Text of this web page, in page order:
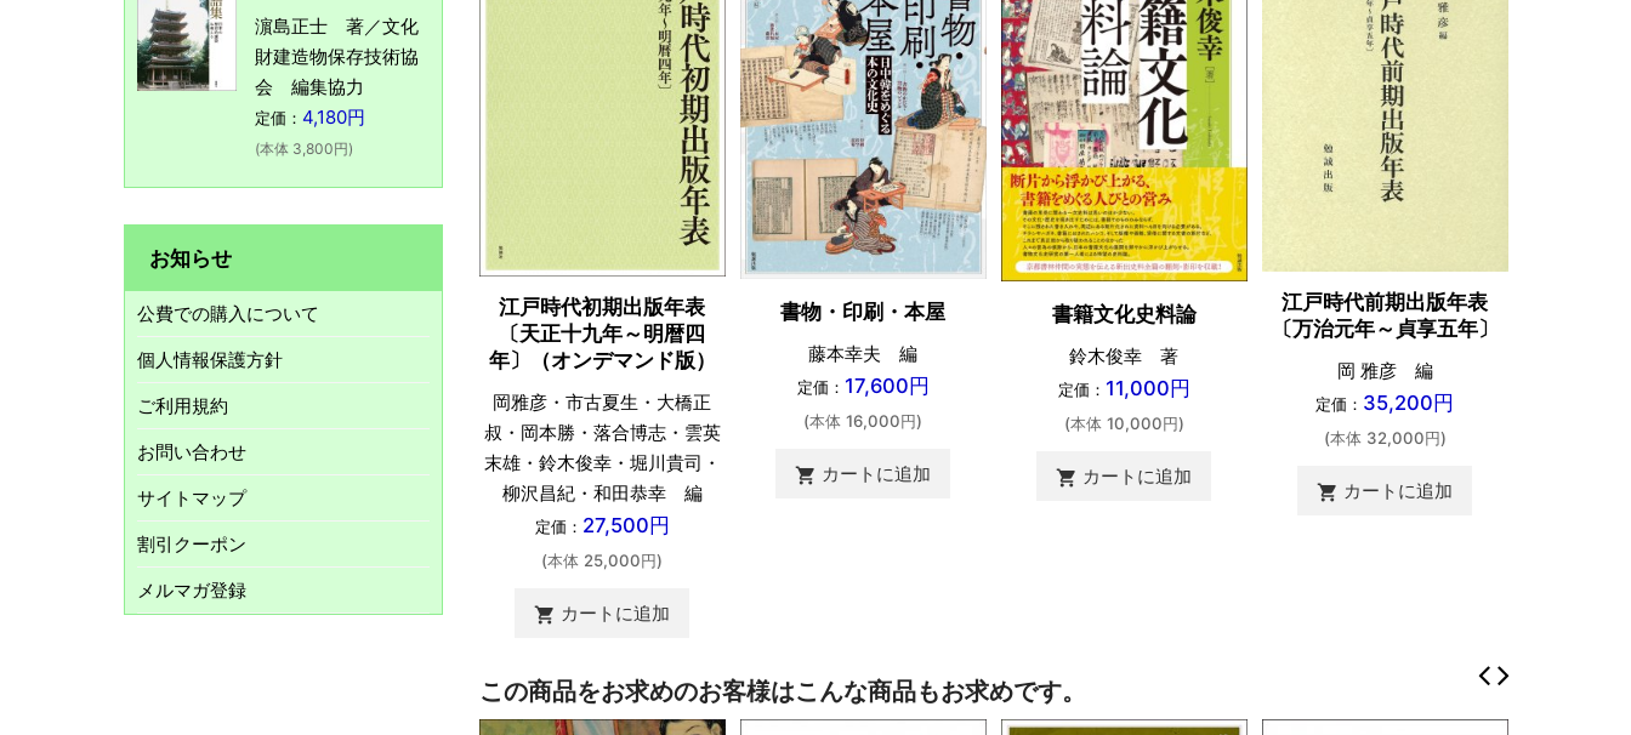
江戸時代初期出版年表
〔天正十九年～明暦四
年〕（オンデマンド版）
岡雅彦・市古夏生・大橋正
叔・岡本勝・落合博志・雲英
末雄・鈴木俊幸・堀川貴司・
柳沢昌紀・和田恭幸 編
定価： 27,500円
(本体 25,000円)
shopping_cart カートに追加
書物・印刷・本屋
藤本幸夫 編
定価： 17,600円
(本体 16,000円)
shopping_cart カートに追加
書籍文化史料論
鈴木俊幸 著
定価： 11,000円
(本体 10,000円)
shopping_cart カートに追加
江戸時代前期出版年表
〔万治元年～貞享五年〕
岡 雅彦 編
定価： 35,200円
(本体 32,000円)
shopping_cart カートに追加
この商品をお求めのお客様はこんな商品もお求めです。
濵島正士 著／文化
財建造物保存技術協
会 編集協力
定価： 4,180円
(本体 3,800円)
お知らせ
公費での購入について
個人情報保護方針
ご利用規約
お問い合わせ
サイトマップ
割引クーポン
メルマガ登録